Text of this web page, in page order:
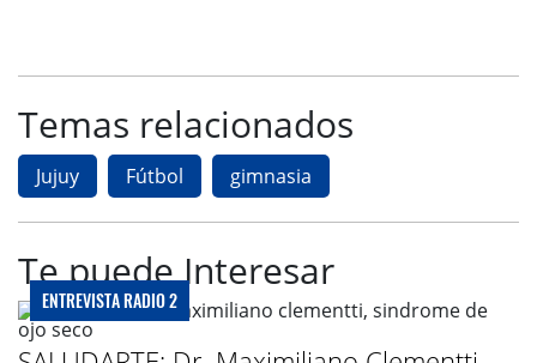
Temas relacionados
Jujuy Fútbol gimnasia
Te puede Interesar
ENTREVISTA RADIO 2